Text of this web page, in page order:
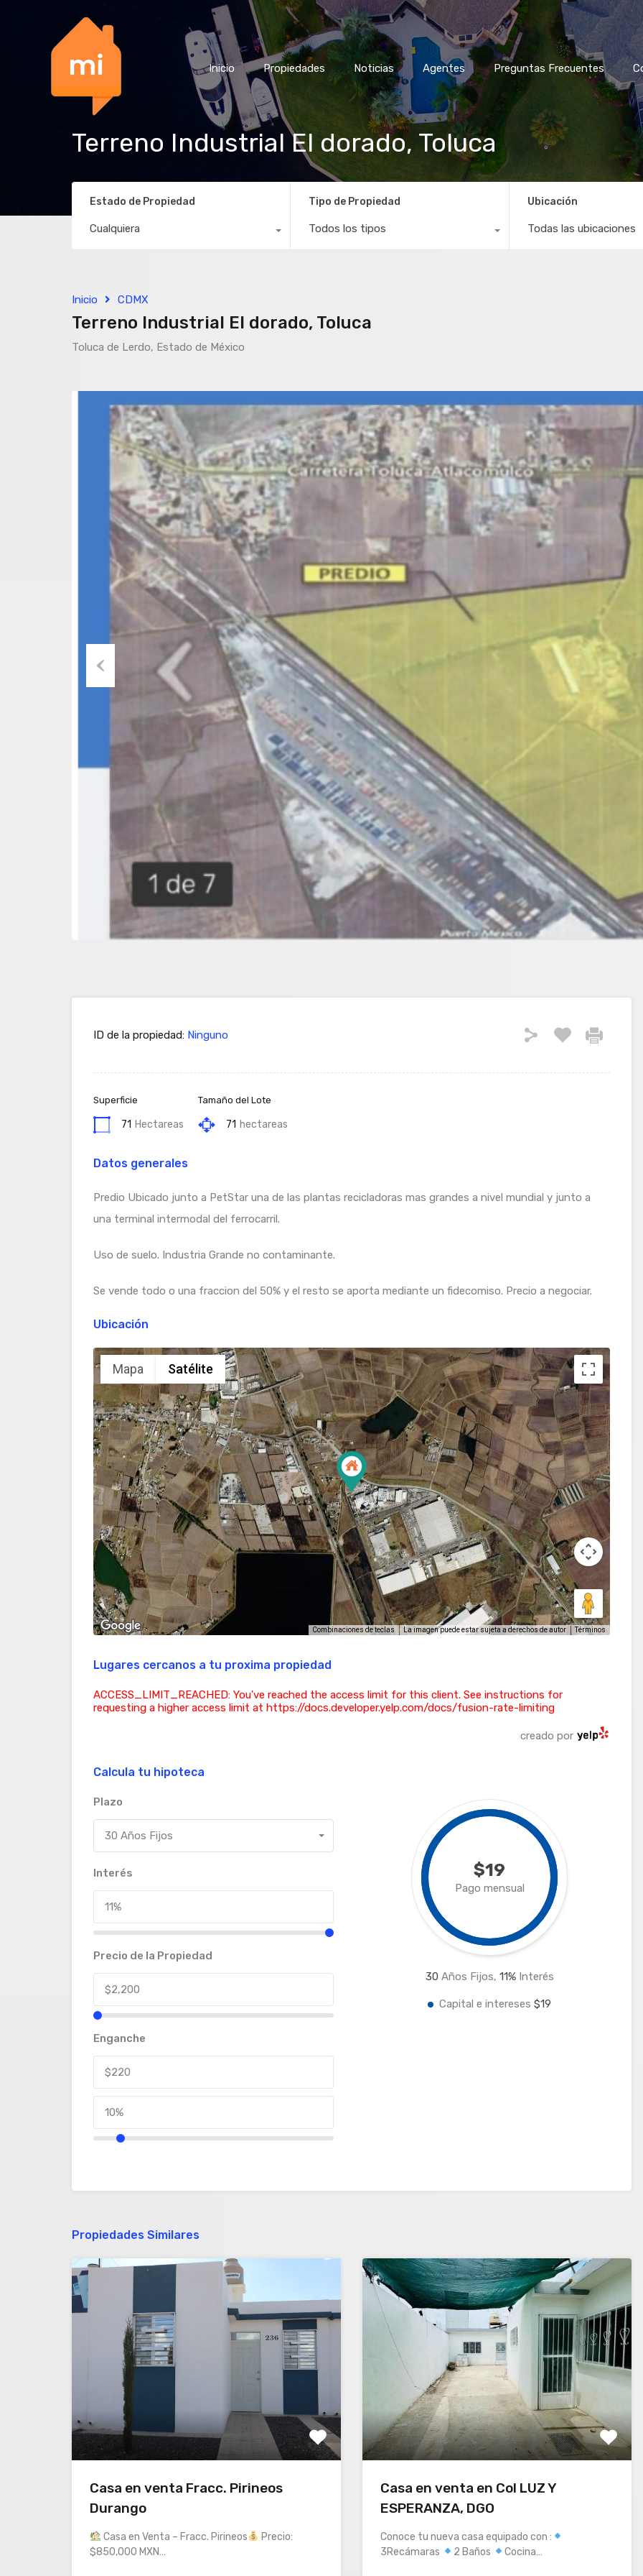
Inicio Propiedades Noticias Agentes Preguntas Frecuentes
Terreno Industrial El dorado, Toluca
Estado de Propiedad
Cualquiera
Tipo de Propiedad
Todos los tipos
Ubicación
Todas las ubicaciones
Inicio CDMX
Terreno Industrial El dorado, Toluca
Toluca de Lerdo, Estado de México
ID de la propiedad: Ninguno
Superficie
71 Hectareas
Tamaño del Lote
71 hectareas
Datos generales
Predio Ubicado junto a PetStar una de las plantas recicladoras mas grandes a nivel mundial y junto a
una terminal intermodal del ferrocarril.
Uso de suelo. Industria Grande no contaminante.
Se vende todo o una fraccion del 50% y el resto se aporta mediante un fidecomiso. Precio a negociar.
Ubicación
Mapa Satélite
Combinaciones de teclas La imagen puede estar sujeta a derechos de autor Términos
Lugares cercanos a tu proxima propiedad
ACCESS_LIMIT_REACHED: You've reached the access limit for this client. See instructions for
requesting a higher access limit at https://docs.developer.yelp.com/docs/fusion-rate-limiting
creado por
Calcula tu hipoteca
Plazo
30 Años Fijos
Interés
Precio de la Propiedad
Enganche
$19
Pago mensual
30 Años Fijos, 11%Interés
Capital e intereses$19
Propiedades Similares
Casa en venta Fracc. Pirineos
Durango
Casa en Venta – Fracc. Pirineos
Precio:
$850,000 MXN…
Casa en venta en Col LUZ Y
ESPERANZA, DGO
Conoce tu nueva casa equipado con :
3Recámaras
2 Baños Cocina…